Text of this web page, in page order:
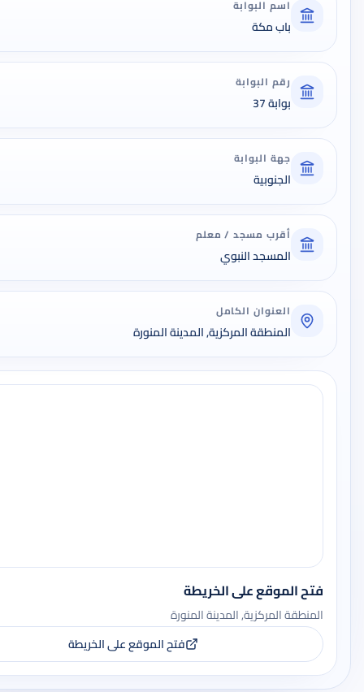
اسم البوابة
باب مكة
رقم البوابة
بوابة 37
جهة البوابة
الجنوبية
أقرب مسجد / معلم
المسجد النبوي
العنوان الكامل
المنطقة المركزية, المدينة المنورة
فتح الموقع على الخريطة
المنطقة المركزية, المدينة المنورة
فتح الموقع على الخريطة